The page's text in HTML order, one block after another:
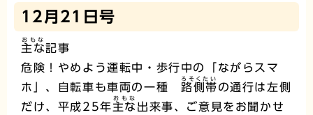
12月21日号
主な
おもな
記事
危険！やめよう運転中・歩行中の「ながらスマ
ホ」、自転車も車両の一種 路側帯
ろそくたい
の通行は左側
だけ、平成25年主な
おもな
出来事、ご意見をお聞かせ